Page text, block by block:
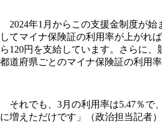
2024年1月からこの支援金制度が始
してマイナ保険証の利用率が上がれ
ら120円を支給しています。さらに、
都道府県ごとのマイナ保険証の利用
それでも、3月の利用率は5.47％で
に増えただけです」（政治担当記者）